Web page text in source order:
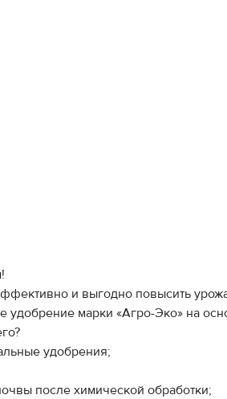
и выгодно повысить
марки «Агро-Эко» на
удобрения;
после химической обработки;